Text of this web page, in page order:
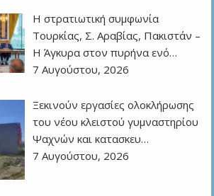
Η στρατιωτική συμφωνία
Τουρκίας, Σ. Αραβίας, Πακιστάν –
Η Άγκυρα στον πυρήνα ενό…
7 Αυγούστου, 2026
Ξεκινούν εργασίες ολοκλήρωσης
του νέου κλειστού γυμναστηρίου
Ψαχνών και κατασκευ…
7 Αυγούστου, 2026